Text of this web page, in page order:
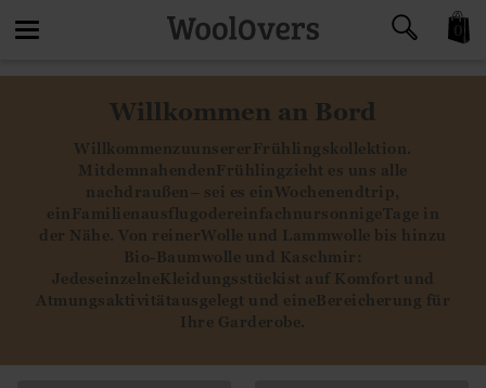
Willkommen an Bord
Willkommenzuunserer Frühlingskollektion.
Mit demnahenden Frühlingzieht es uns alle
nachdraußen – sei es ein Wochenendtrip,
ein Familienausflugodereinfach nursonnigeTage in
der Nähe. Von reinerWolle und Lammwolle bis hin zu
Bio- Baumwolle und Kaschmir :
JedeseinzelneKleidungsstückist auf Komfort und
Atmungsaktivitätausgelegt und eineBereicherung für
Ihre Garderobe.